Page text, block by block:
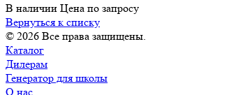
В наличии Цена по запросу
Вернуться к списку
© 2026 Все права защищены.
Каталог
Дилерам
Генератор для школы
О нас